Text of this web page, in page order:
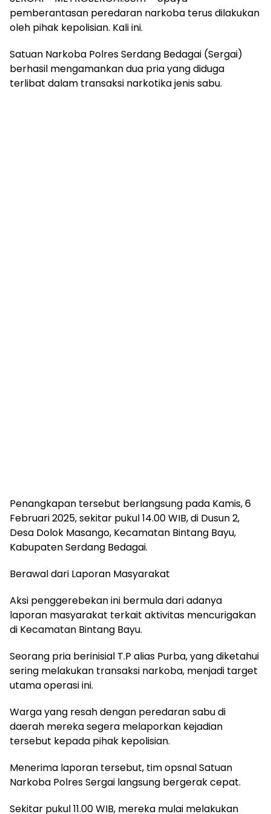
pemberantasan peredaran narkoba terus dilakukan
oleh pihak kepolisian. Kali ini.
Satuan Narkoba Polres Serdang Bedagai (Sergai)
berhasil mengamankan dua pria yang diduga
terlibat dalam transaksi narkotika jenis sabu.
Penangkapan tersebut berlangsung pada Kamis, 6
Februari 2025, sekitar pukul 14.00 WIB, di Dusun 2,
Desa Dolok Masango, Kecamatan Bintang Bayu,
Kabupaten Serdang Bedagai.
Berawal dari Laporan Masyarakat
Aksi penggerebekan ini bermula dari adanya
laporan masyarakat terkait aktivitas mencurigakan
di Kecamatan Bintang Bayu.
Seorang pria berinisial T.P alias Purba, yang diketahui
sering melakukan transaksi narkoba, menjadi target
utama operasi ini.
Warga yang resah dengan peredaran sabu di
daerah mereka segera melaporkan kejadian
tersebut kepada pihak kepolisian.
Menerima laporan tersebut, tim opsnal Satuan
Narkoba Polres Sergai langsung bergerak cepat.
Sekitar pukul 11.00 WIB, mereka mulai melakukan